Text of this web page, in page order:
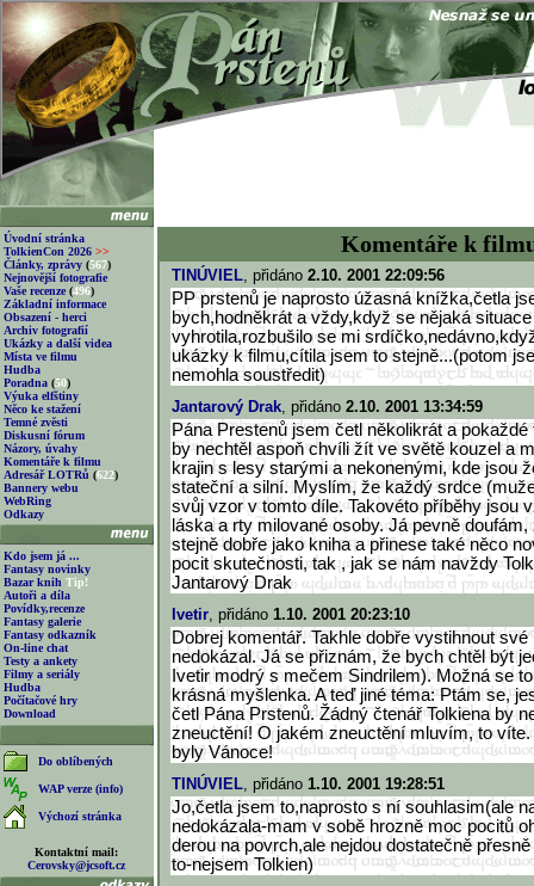
Úvodní stránka
TolkienCon 2026 >>
Články, zprávy (567)
Nejnovější fotografie
Vaše recenze (496)
Základní informace
Obsazení - herci
Archiv fotografií
Ukázky a další videa
Místa ve filmu
Hudba
Poradna (50)
Výuka elfštiny
Něco ke stažení
Temné zvěsti
Diskusní fórum
Názory, úvahy
Komentáře k filmu
Adresář LOTRů (622)
Bannery webu
WebRing
Odkazy
Kdo jsem já ...
Fantasy novinky
Bazar knih Tip!
Autoři a díla
Povídky,recenze
Fantasy galerie
Fantasy odkazník
On-line chat
Testy a ankety
Filmy a seriály
Hudba
Počítačové hry
Download
Do oblíbených
WAP verze (info)
Výchozí stránka
Kontaktní mail:
Cerovsky@jcsoft.cz
Komentáře k
TINÚVIEL, přidáno 2.10. 2001 22:09:56
PP prstenů je naprosto úžasná knížka,četla
bych,hodněkrát a vždy,když se nějaká
vyhrotila,rozbušilo se mi
ukázky k filmu,cítila jsem to stejně...(potom
nemohla soustředit)
Jantarový Drak, přidáno 2.10. 2001 13:34:59
Pána Prestenů jsem četl několikrát a
by nechtěl aspoň chvíli žít ve světě kouzel a
krajin s lesy starými a nekonenými, kde jsou
stateční a silní. Myslím, že každý srdce
svůj vzor v tomto díle. Takovéto příběhy jsou
láska a rty milované osoby. Já pevně
stejně dobře jako kniha a přinese také něco
pocit skutečnosti, tak , jak se nám navždy
Jantarový Drak
Ivetir, přidáno 1.10. 2001 20:23:10
Dobrej komentář. Takhle dobře vystihnout
nedokázal. Já se přiznám, že bych chtěl být
Ivetir modrý s mečem Sindrilem). Možná se
krásná myšlenka. A teď jiné téma: Ptám se,
četl Pána Prstenů. Žádný čtenář Tolkiena by
zneuctění! O jakém zneuctění mluvím, to víte.
byly Vánoce!
TINÚVIEL, přidáno 1.10. 2001 19:28:51
Jo,četla jsem to,naprosto s ní souhlasim(ale
nedokázala-mam v sobě hrozně moc pocitů
derou na povrch,ale nejdou dostatečně
to-nejsem Tolkien)